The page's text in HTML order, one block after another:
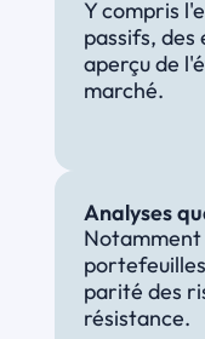
Y compris
passifs, des
aperçu de
marché.
Analyses
parité des
résistance.